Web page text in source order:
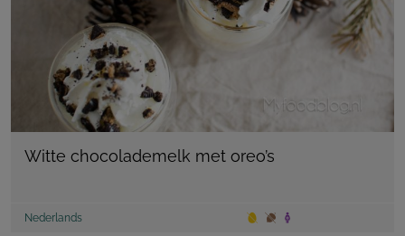
Witte chocolademelk met oreo’s
Nederlands